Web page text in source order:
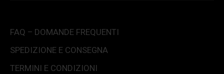
FAQ – DOMANDE FREQUENTI
SPEDIZIONE E CONSEGNA
TERMINI E CONDIZIONI